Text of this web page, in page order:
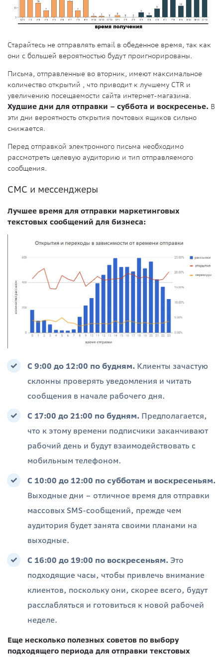
Старайтесь не отправлять email в обеденное время, так как
они с большей вероятностью будут проигнорированы.
Письма, отправленные во вторник, имеют максимальное
количество открытий , что приводит к лучшему CTR и
увеличению посещаемости сайта интернет-магазина.
Худшие дни для отправки – суббота и воскресенье. В
эти дни вероятность открытия почтовых ящиков сильно
снижается.
Перед отправкой электронного письма необходимо
рассмотреть целевую аудиторию и тип отправляемого
сообщения.
СМС и мессенджеры
Лучшее время для отправки маркетинговых
текстовых сообщений для бизнеса:
С 9:00 до 12:00 по будням. Клиенты зачастую
склонны проверять уведомления и читать
сообщения в начале рабочего дня.
С 17:00 до 21:00 по будням. Предполагается,
что к этому времени подписчики заканчивают
рабочий день и будут взаимодействовать с
мобильным телефоном.
С 10:00 до 12:00 по субботам и воскресеньям.
Выходные дни – отличное время для отправки
массовых SMS-сообщений, прежде чем
аудитория будет занята своими планами на
выходные.
С 16:00 до 19:00 по воскресеньям. Это
подходящие часы, чтобы привлечь внимание
клиентов, поскольку они, скорее всего, будут
расслабляться и готовиться к новой рабочей
неделе.
Еще несколько полезных советов по выбору
подходящего периода для отправки текстовых